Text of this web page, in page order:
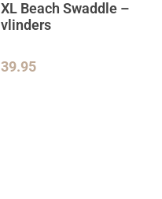
XL Beach Swaddle –
vlinders
39.95